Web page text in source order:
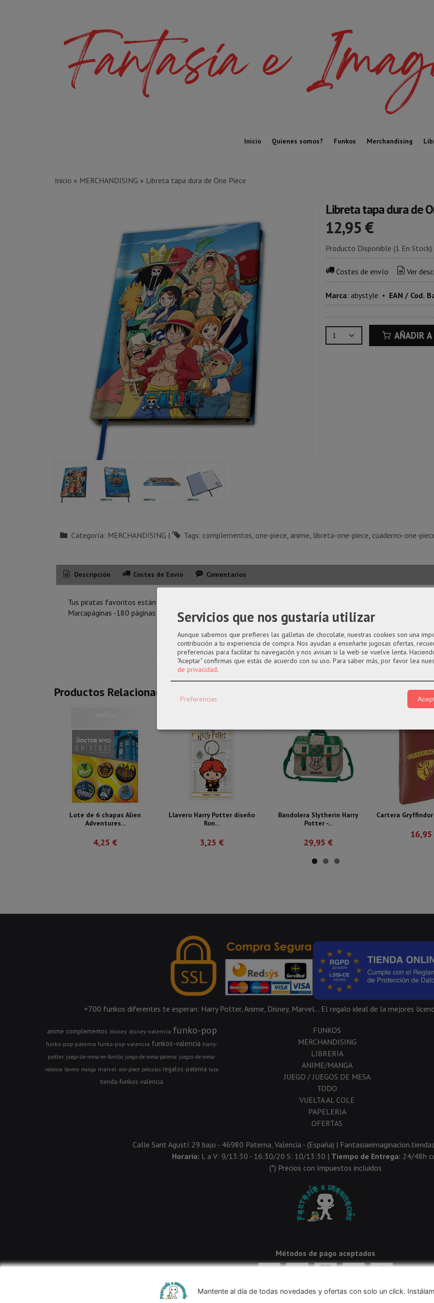
Inicio Quienes somos? Funkos Merchandising
Inicio » MERCHANDISING » Libreta tapa dura de One Piece
Libreta tapa dura de
12,95 €
Producto Disponible (1 En Stock)
Costes de envío Ver
Marca: abystyle • EAN / Cod.
AÑADIR A
Categoría: MERCHANDISING | Tags: complementos one-piece anime libreta-one-piece cuaderno-one-
Descripción Costes de Envío Comentarios
Tus piratas favoritos están listos para las aventuras que vas a describir en este cuaderno. -Tapa dura, impreso
Marcapáginas -180 páginas -Dimensiones: 21,7x15,5cm
Productos Relacionados
Lote de 6 chapas Alien
Adventures...
4,25 €
Llavero Harry Potter diseño
Ron...
3,25 €
Bandolera Slytherin Harry
Potter -...
29,95 €
Cartera
+700 funkos diferentes te esperan: Harry Potter, Anime, Disney, Marvel... El regalo ideal de la mejores
anime complementos disney disney-valencia funko-pop
funko-pop-paterna funko-pop-valencia funkos-valencia harry-
potter juego-de-mesa-en-familia juego-de-mesa-paterna juegos-de-mesa-
valencia llavero manga marvel one-piece peliculas regalos-paterna taza
tienda-funkos-valencia
FUNKOS
MERCHANDISING
LIBRERIA
ANIME/MANGA
JUEGO / JUEGOS DE MESA
TODO
VUELTA AL COLE
PAPELERIA
OFERTAS
Calle Sant Agustí 29 bajo - 46980 Paterna, Valencia - (España) |
Horario: L a V: 9/13:30 - 16:30/20 S: 10/13:30 | Tiempo de Entrega: 24/48h
(*) Precios con Impuestos incluidos
Métodos de pago aceptados
Mantente al día de todas novedades y ofertas con solo un click.
Servicios que nos gustaría utilizar
Aunque sabemos que prefieres las galletas de chocolate, nuestras cookies son una
contribución a tu experiencia de compra. Nos ayudan a enseñarte jugosas ofertas,
preferencias para facilitar tu navegación y nos avisan si la web se vuelve lenta.
"Aceptar" confirmas que estás de acuerdo con su uso. Para saber más, por favor lea
de privacidad.
Preferencias